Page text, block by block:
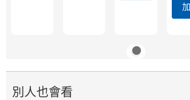
別人也會看